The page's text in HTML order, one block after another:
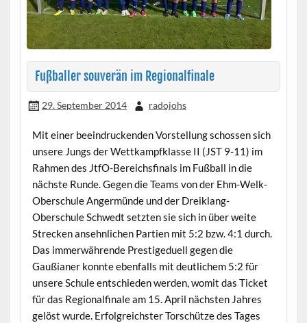
Fußballer souverän im Regionalfinale
29. September 2014 radojohs
Mit einer beeindruckenden Vorstellung schossen sich
unsere Jungs der Wettkampfklasse II (JST 9-11) im
Rahmen des JtfO-Bereichsfinals im Fußball in die
nächste Runde. Gegen die Teams von der Ehm-Welk-
Oberschule Angermünde und der Dreiklang-
Oberschule Schwedt setzten sie sich in über weite
Strecken ansehnlichen Partien mit 5:2 bzw. 4:1 durch.
Das immerwährende Prestigeduell gegen die
Gaußianer konnte ebenfalls mit deutlichem 5:2 für
unsere Schule entschieden werden, womit das Ticket
für das Regionalfinale am 15. April nächsten Jahres
gelöst wurde. Erfolgreichster Torschütze des Tages